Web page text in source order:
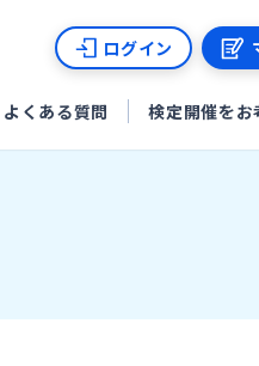
ログイン
よくある質問 検定開催をお